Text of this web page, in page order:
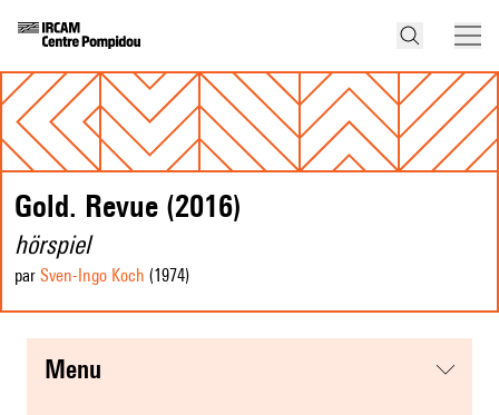
Gold. Revue (2016)
hörspiel
par Sven-Ingo Koch (1974)
menu